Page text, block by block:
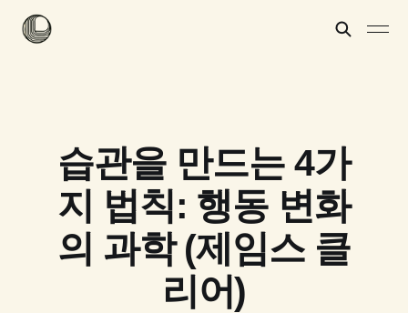
습관을 만드는 4가
지 법칙: 행동 변화
의 과학 (제임스 클
리어)